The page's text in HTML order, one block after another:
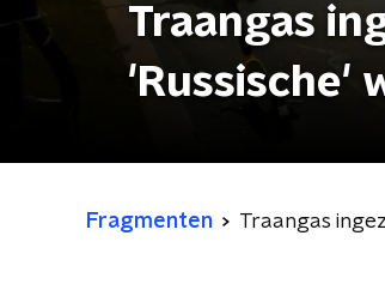
Traangas
'Russische'
Fragmenten Traangas